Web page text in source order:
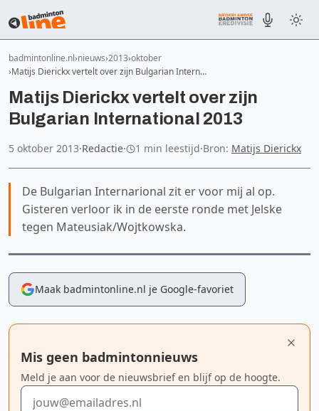
badmintonline.nl nieuws 2013 oktober
Matijs Dierickx vertelt over zijn Bulgarian Intern…
Matijs Dierickx vertelt over zijn
Bulgarian International 2013
5 oktober 2013·Redactie· 1 min leestijd·Bron: Matijs Dierickx
De Bulgarian Internarional zit er voor mij al op.
Gisteren verloor ik in de eerste ronde met Jelske
tegen Mateusiak/Wojtkowska.
Maak badmintonline.nl je Google-favoriet
Mis geen badmintonnieuws
Meld je aan voor de nieuwsbrief en blijf op de hoogte.
E-mailadres